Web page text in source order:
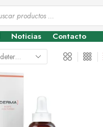
Noticias Contacto